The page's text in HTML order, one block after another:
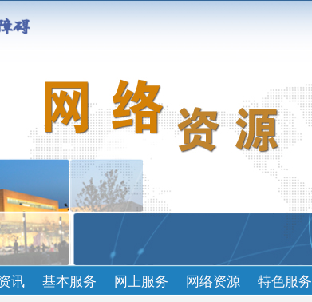
讯 基本服务 网上服务 网络资源 特色服务